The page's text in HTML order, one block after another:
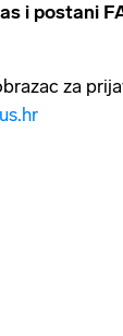
i postani
za